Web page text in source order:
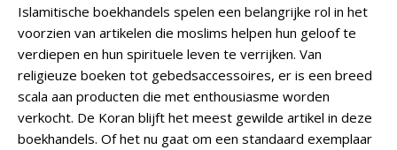
Islamitische boekhandels spelen een belangrijke rol in het
voorzien van artikelen die moslims helpen hun geloof te
verdiepen en hun spirituele leven te verrijken. Van
religieuze boeken tot gebedsaccessoires, er is een breed
scala aan producten die met enthousiasme worden
verkocht. De Koran blijft het meest gewilde artikel in deze
boekhandels. Of het nu gaat om een standaard exemplaar